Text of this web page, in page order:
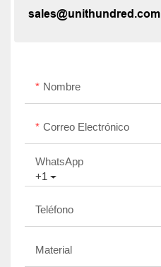
sales@unithundred.com
Nombre
Correo Electrónico
+1
WhatsApp
Teléfono
Material